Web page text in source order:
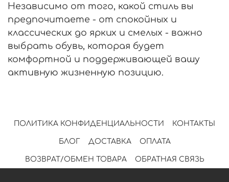
Независимо от того, какой стиль вы
предпочитаете - от спокойных и
классических до ярких и смелых - важно
выбрать обувь, которая будет
комфортной и поддерживающей вашу
активную жизненную позицию.
ПОЛИТИКА КОНФИДЕНЦИАЛЬНОСТИ КОНТАКТЫ
БЛОГ ДОСТАВКА ОПЛАТА
ВОЗВРАТ/ОБМЕН ТОВАРА ОБРАТНАЯ СВЯЗЬ